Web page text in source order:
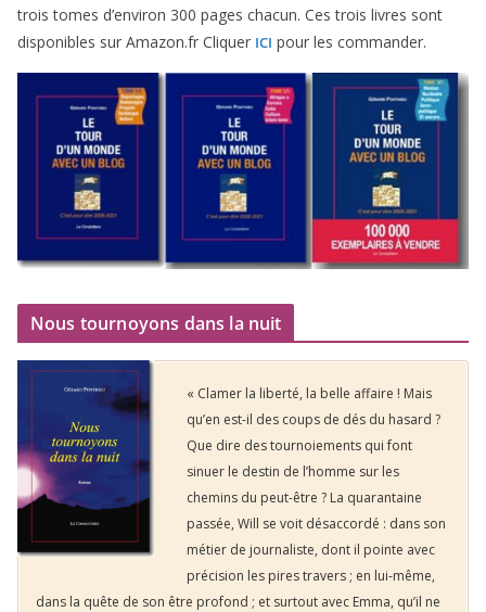
trois tomes d’environ 300 pages cha­cun. Ces trois livres sont
dis­po­nibles sur Amazon​.fr Cliquer ICI pour les commander.
Nous tournoyons dans la nuit
« Clamer la liberté, la belle affaire ! Mais
qu’en est-il des coups de dés du hasard ?
Que dire des tournoiements qui font
sinuer le destin de l’homme sur les
chemins du peut-être ? La quarantaine
passée, Will se voit désaccordé : dans son
métier de journaliste, dont il pointe avec
précision les pires travers ; en lui-même,
dans la quête de son être profond ; et surtout avec Emma, qu’il ne